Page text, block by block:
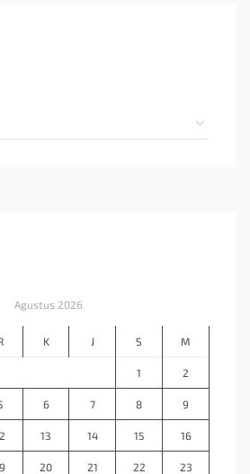
Agustus 2026
K J S M
1 2
6 7 8 9
13 14 15 16
20 21 22 23